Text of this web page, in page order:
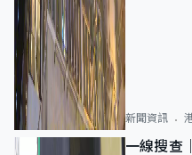
新聞資訊
一線搜查